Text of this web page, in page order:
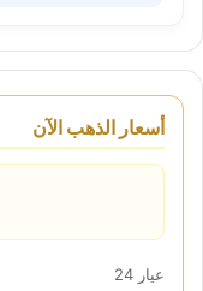
أسعار الذهب الآن
عيار 24